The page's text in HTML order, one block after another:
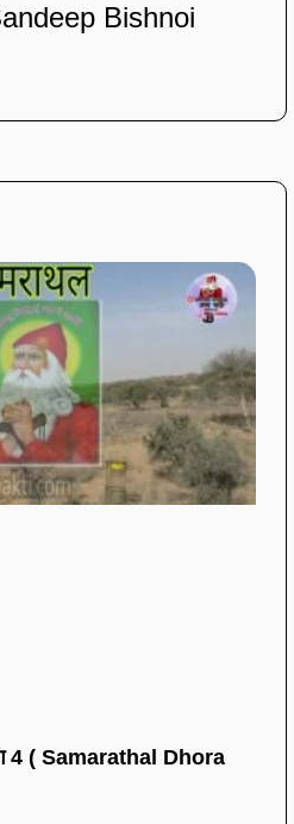
Bishnoi
4 ( Samarathal Dhora